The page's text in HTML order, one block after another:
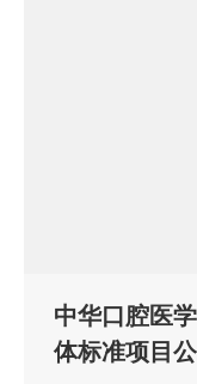
中华口腔医
体标准项目